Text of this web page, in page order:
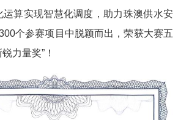
算实现智慧化调度，助力珠澳供水安
个参赛项目中脱颖而出，荣获大赛五
力量奖”！